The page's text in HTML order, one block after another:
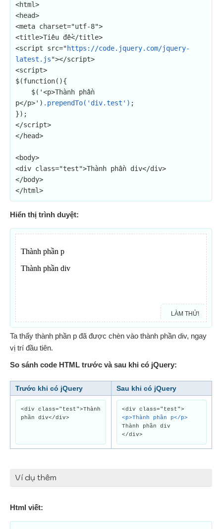
<html>
<head>
<meta charset="utf-8">
<title>Tiêu đề</title>
<script src="https://code.jquery.com/jquery-
latest.js"></script>
<script>
$(function(){
p</p>') .prependTo('div.test') ;
});
</script>
</head>
<body>
<div class="test">Thành phần div</div>
</body>
</html>
Hiển thị trình duyệt:
LÀM THỬ!
Ta thấy thành phần p đã được chèn vào thành phần div, ngay
vị trí đầu tiên.
So sánh code HTML trước và sau khi có jQuery:
Trước khi có jQuery Sau khi có jQuery
<div class="test">Thành
phần div</div>
<div class="test">
<p>Thành phần p</p>
Thành phần div
</div>
Ví dụ thêm
Html viết: